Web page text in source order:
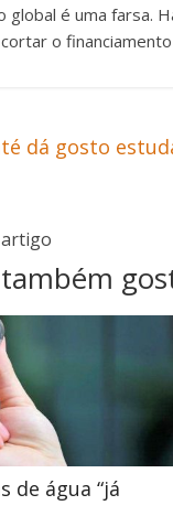
global é uma farsa.
o
dá gosto
de água “já